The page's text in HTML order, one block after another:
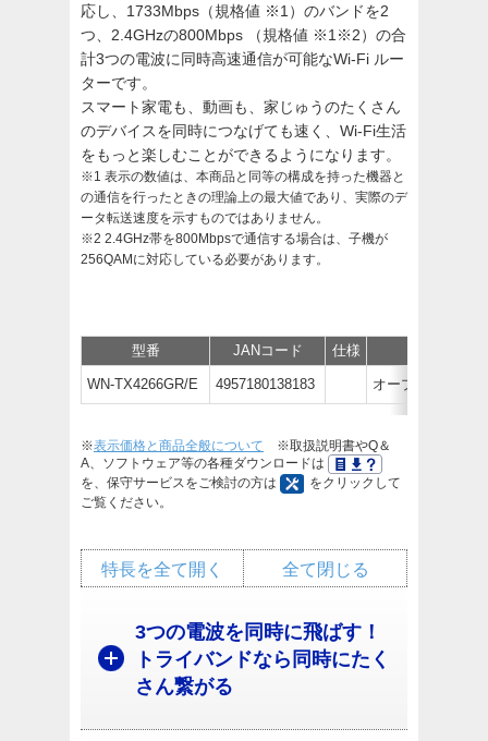
応し、1733Mbps（規格値 ※1）のバンドを2
つ、2.4GHzの800Mbps （規格値 ※1※2）の合
計3つの電波に同時高速通信が可能なWi-Fi ルー
ターです。
スマート家電も、動画も、家じゅうのたくさん
のデバイスを同時につなげても速く、Wi-Fi生活
をもっと楽しむことができるようになります。
※1 表示の数値は、本商品と同等の構成を持った機器と
の通信を行ったときの理論上の最大値であり、実際のデ
ータ転送速度を示すものではありません。
※2 2.4GHz帯を800Mbpsで通信する場合は、子機が
256QAMに対応している必要があります。
型番 JANコード 仕様
WN-TX4266GR/E 4957180138183 オープン価格
※表示価格と商品全般について ※取扱説明書やQ＆
A、ソフトウェア等の各種ダウンロードは
を、保守サービスをご検討の方は
をクリックして
ご覧ください。
全て閉じる
特長を全て開く
3つの電波を同時に飛ばす！
トライバンドなら同時にたく
さん繋がる